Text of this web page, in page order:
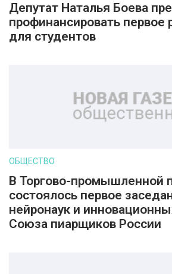
Депутат Наталья Боева
профинансировать первое
для студентов
ОБЩЕСТВО
В Торгово-промышленной
состоялось первое
нейронаук и
Союза пиарщиков России